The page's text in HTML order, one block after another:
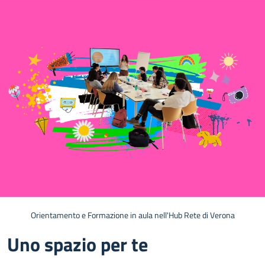
Orientamento e Formazione in aula nell'Hub Rete di Verona
Uno spazio per te